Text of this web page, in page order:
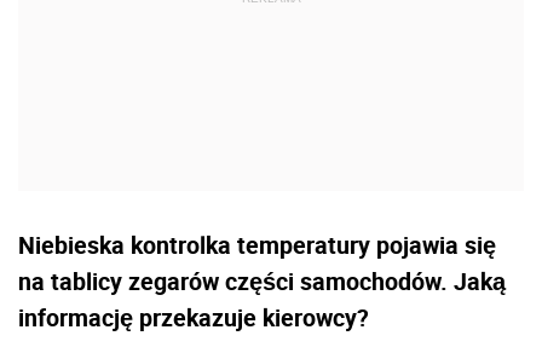
Niebieska kontrolka temperatury pojawia się
na tablicy zegarów części samochodów. Jaką
informację przekazuje kierowcy?